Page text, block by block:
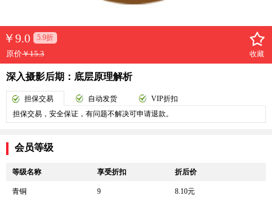
￥9.0 5.9折
原价￥15.3 收藏
深入摄影后期：底层原理解析
担保交易 自动发货
VIP折扣
担保交易，安全保证，有问题不解决可申请退款。
会员等级
等级名称 享受折扣 折后价
青铜 9 8.10元